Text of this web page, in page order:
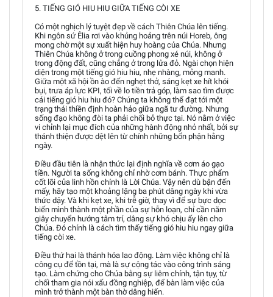
5. TIẾNG GIÓ HIU HIU GIỮA TIẾNG CÒI XE
Có một nghịch lý tuyệt đẹp về cách Thiên Chúa lên tiếng.
Khi ngôn sứ Êlia rơi vào khủng hoảng trên núi Horeb, ông
mong chờ một sự xuất hiện huy hoàng của Chúa. Nhưng
Thiên Chúa không ở trong cuồng phong xé núi, không ở
trong động đất, cũng chẳng ở trong lửa đỏ. Ngài chọn hiện
diện trong một tiếng gió hiu hiu, nhẹ nhàng, mỏng manh.
Giữa một xã hội ồn ào đến nghẹt thở, sáng kẹt xe hít khói
bụi, trưa áp lực KPI, tối về lo tiền trả góp, làm sao tìm được
cái tiếng gió hiu hiu đó? Chúng ta không thể đạt tới một
trạng thái thiền định hoàn hảo giữa ngã tư đường. Nhưng
sống đạo không đòi ta phải chối bỏ thực tại. Nó nằm ở việc
vi chỉnh lại mục đích của những hành động nhỏ nhất, bởi sự
thánh thiện được dệt lên từ chính những bổn phận hằng
ngày.
Điều đầu tiên là nhận thức lại định nghĩa về cơm áo gạo
tiền. Người ta sống không chỉ nhờ cơm bánh. Thực phẩm
cốt lõi của linh hồn chính là Lời Chúa. Vậy nên dù bận đến
mấy, hãy tạo một khoảng lặng ba phút dâng ngày khi vừa
thức dậy. Và khi kẹt xe, khi trễ giờ, thay vì để sự bực dọc
biến mình thành một phần của sự hỗn loạn, chỉ cần năm
giây chuyển hướng tâm trí, dâng sự khó chịu ấy lên cho
Chúa. Đó chính là cách tìm thấy tiếng gió hiu hiu ngay giữa
tiếng còi xe.
Điều thứ hai là thánh hóa lao động. Làm việc không chỉ là
công cụ để tồn tại, mà là sự cộng tác vào công trình sáng
tạo. Làm chứng cho Chúa bằng sự liêm chính, tận tụy, từ
chối tham gia nói xấu đồng nghiệp, để bàn làm việc của
mình trở thành một bàn thờ dâng hiến.